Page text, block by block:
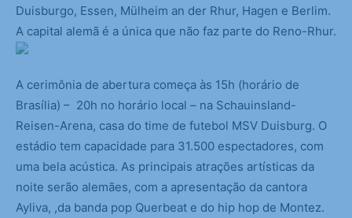
Duisburgo, Essen, Mülheim an der Rhur, Hagen e Berlim.
A capital alemã é a única que não faz parte do Reno-Rhur.
A cerimônia de abertura começa às 15h (horário de
Brasília) – 20h no horário local – na Schauinsland-
Reisen-Arena, casa do time de futebol MSV Duisburg. O
estádio tem capacidade para 31.500 espectadores, com
uma bela acústica. As principais atrações artísticas da
noite serão alemães, com a apresentação da cantora
Ayliva, ,da banda pop Querbeat e do hip hop de Montez.